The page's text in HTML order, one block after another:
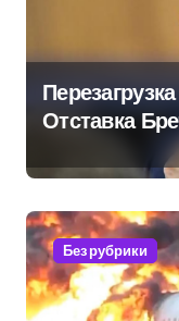
Отставка
результат
провалов и
региона
Без рубрики